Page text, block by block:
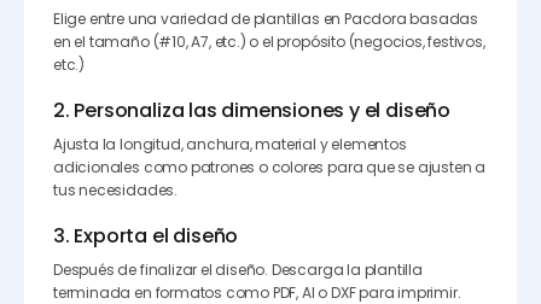
Elige entre una variedad de plantillas en Pacdora basadas
en el tamaño (#10, A7, etc.) o el propósito (negocios, festivos,
etc.)
2. Personaliza las dimensiones y el diseño
Ajusta la longitud, anchura, material y elementos
adicionales como patrones o colores para que se ajusten a
tus necesidades.
3. Exporta el diseño
Después de finalizar el diseño. Descarga la plantilla
terminada en formatos como PDF, AI o DXF para imprimir.